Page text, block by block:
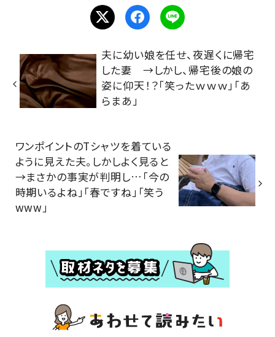
夫に幼い娘を任せ、夜遅くに帰宅
した妻 →しかし、帰宅後の娘の
姿に仰天！？「笑ったｗｗｗ」「あ
らまあ」
ワンポイントのTシャツを着ている
ように見えた夫。しかしよく見ると
→まさかの事実が判明し…「今の
時期いるよね」「春ですね」「笑う
www」